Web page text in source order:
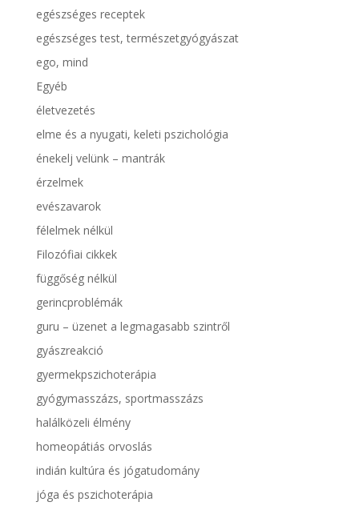
egészséges receptek
egészséges test, természetgyógyászat
ego, mind
Egyéb
életvezetés
elme és a nyugati, keleti pszichológia
énekelj velünk – mantrák
érzelmek
evészavarok
félelmek nélkül
Filozófiai cikkek
függőség nélkül
gerincproblémák
guru – üzenet a legmagasabb szintről
gyászreakció
gyermekpszichoterápia
gyógymasszázs, sportmasszázs
halálközeli élmény
homeopátiás orvoslás
indián kultúra és jógatudomány
jóga és pszichoterápia